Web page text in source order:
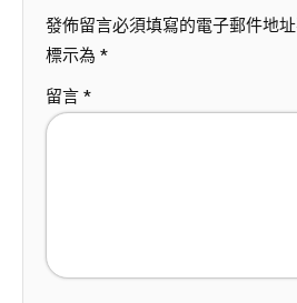
發佈留言必須填寫的電子郵件地址
標示為 *
留言 *